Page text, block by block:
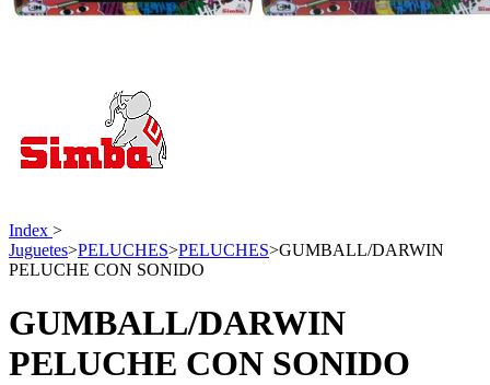
Index >
Juguetes>PELUCHES>PELUCHES>GUMBALL/DARWIN
PELUCHE CON SONIDO
GUMBALL/DARWIN
PELUCHE CON SONIDO